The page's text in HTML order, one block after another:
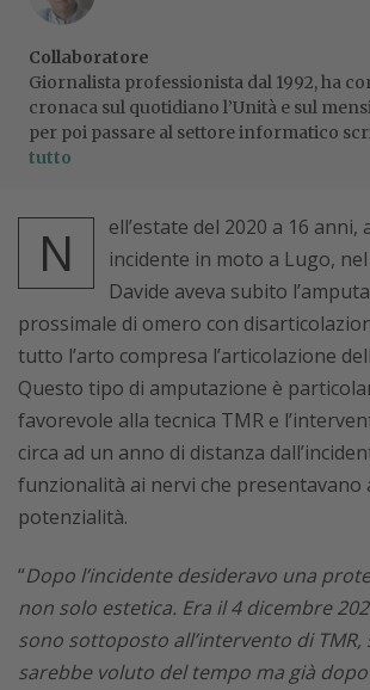
Collaboratore
Giornalista professionista dal 1992, ha
cronaca sul quotidiano l’Unità e sul
per poi passare al settore informatico
tutto
N
ell’estate del 2020 a 16 anni,
incidente in moto a Lugo,
Davide aveva subito
prossimale di omero con
tutto l’arto compresa l’articolazione
Questo tipo di amputazione è
favorevole alla tecnica TMR e
circa ad un anno di distanza
funzionalità ai nervi che presentavano
potenzialità.
“Dopo l’incidente desideravo una
non solo estetica. Era il 4 dicembre
sono sottoposto all’intervento di TMR,
sarebbe voluto del tempo ma già